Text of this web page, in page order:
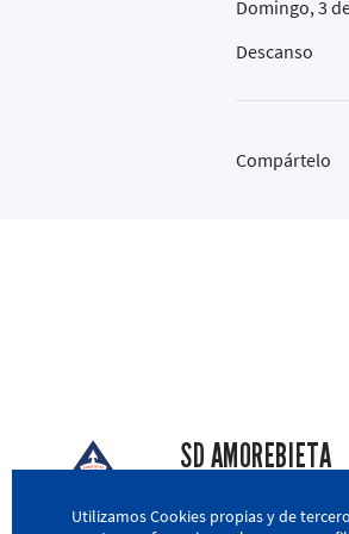
Domingo, 3
Descanso
Compártelo
SD AMOREBIETA
Utilizamos Cookies propias y de